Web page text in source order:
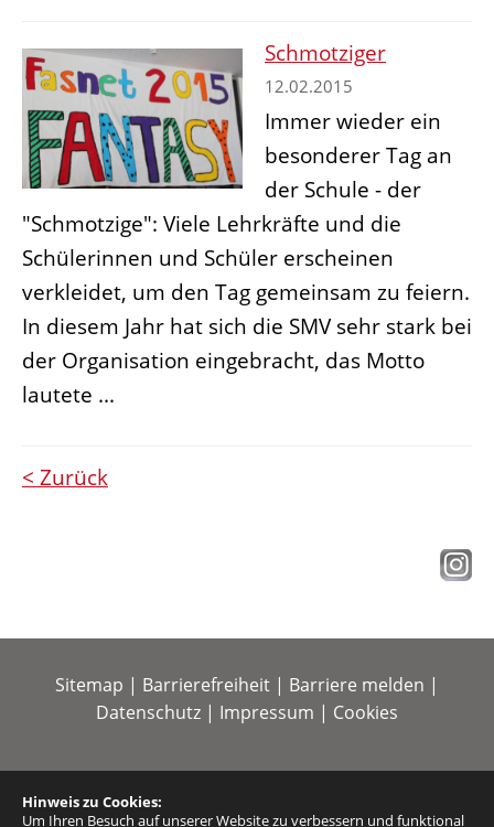
Hinweis zu Cookies:
Um Ihren Besuch auf unserer Website zu verbessern und funktional
Schmotziger
12.02.2015
Immer wieder ein
besonderer Tag an
der Schule - der
"Schmotzige": Viele Lehrkräfte und die
Schülerinnen und Schüler erscheinen
verkleidet, um den Tag gemeinsam zu feiern.
In diesem Jahr hat sich die SMV sehr stark bei
der Organisation eingebracht, das Motto
lautete ...
< Zurück
Sitemap | Barrierefreiheit | Barriere melden |
Datenschutz | Impressum | Cookies